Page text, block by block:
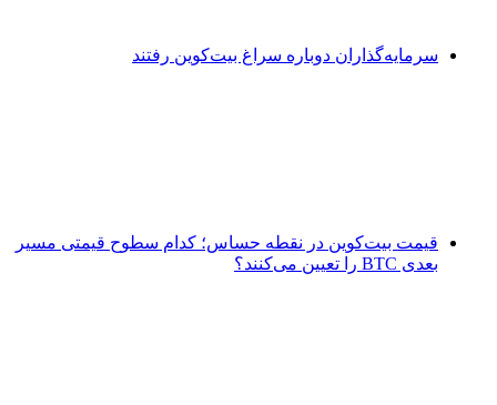
سرمایه‌گذاران دوباره سراغ بیت‌کوین رفتند
قیمت بیت‌کوین در نقطه حساس؛ کدام سطوح قیمتی مسیر
بعدی BTC را تعیین می‌کنند؟